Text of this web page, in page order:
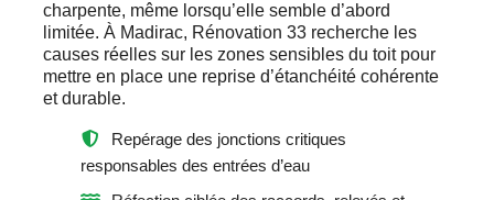
charpente, même lorsqu’elle semble d’abord
limitée. À Madirac, Rénovation 33 recherche les
causes réelles sur les zones sensibles du toit pour
mettre en place une reprise d’étanchéité cohérente
et durable.
Repérage des jonctions critiques
responsables des entrées d’eau